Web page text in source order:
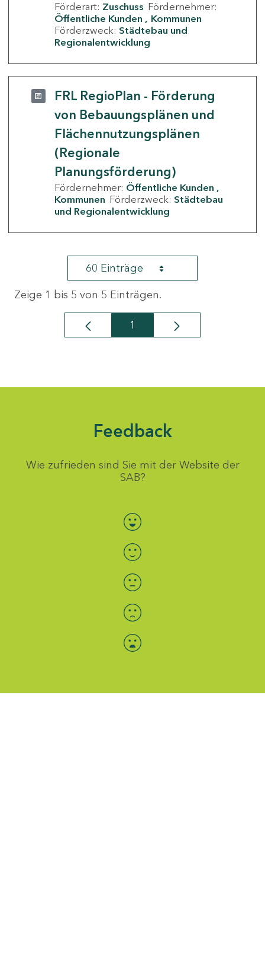
Förderart: Zuschuss Fördernehmer:
Öffentliche Kunden
Kommunen
Förderzweck: Städtebau und
Regionalentwicklung
FRL RegioPlan - Förderung
von Bebauungsplänen und
Flächennutzungsplänen
(Regionale
Planungsförderung)
Fördernehmer: Öffentliche Kunden
Kommunen Förderzweck: Städtebau
und Regionalentwicklung
60 Einträge
Zeige 1 bis 5 von 5 Einträgen.
Seite
1
Feedback
Wie zufrieden sind Sie mit der Website der
SAB?
Bewertung auswählen